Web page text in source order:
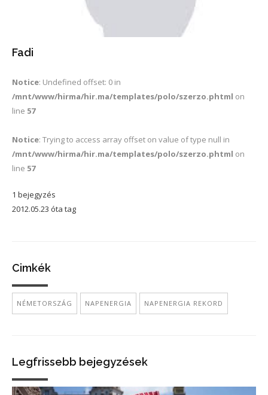
Fadi
Notice: Undefined offset: 0 in
/mnt/www/hirma/hir.ma/templates/polo/szerzo.phtml on
line 57
Notice: Trying to access array offset on value of type null in
/mnt/www/hirma/hir.ma/templates/polo/szerzo.phtml on
line 57
1 bejegyzés
2012.05.23 óta tag
Cimkék
NÉMETORSZÁG NAPENERGIA NAPENERGIA REKORD
Legfrissebb bejegyzések